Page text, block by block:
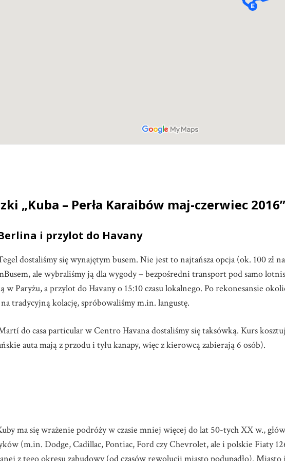
„Kuba – Perła Karaibów maj-czerwiec 2016”
i przylot do Havany
dostaliśmy się wynajętym busem. Nie jest to najtańsza opcja (ok. 100 zł
ale wybraliśmy ją dla wygody – bezpośredni transport pod samo
w Paryżu, a przylot do Havany o 15:10 czasu lokalnego. Po rekonesansie
tradycyjną kolację, spróbowaliśmy m.in. langustę.
do casa particular w Centro Havana dostaliśmy się taksówką. Kurs
auta mają z przodu i tyłu kanapy, więc z kierowcą zabierają 6 osób).
ma się wrażenie podróży w czasie mniej więcej do lat 50-tych XX w.,
(m.in. Dodge, Cadillac, Pontiac, Ford czy Chevrolet, ale i polskie Fiaty